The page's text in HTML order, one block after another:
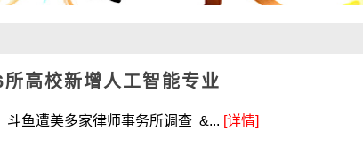
高校新增人工智能专业
多家律师事务所调查 &... [详情]